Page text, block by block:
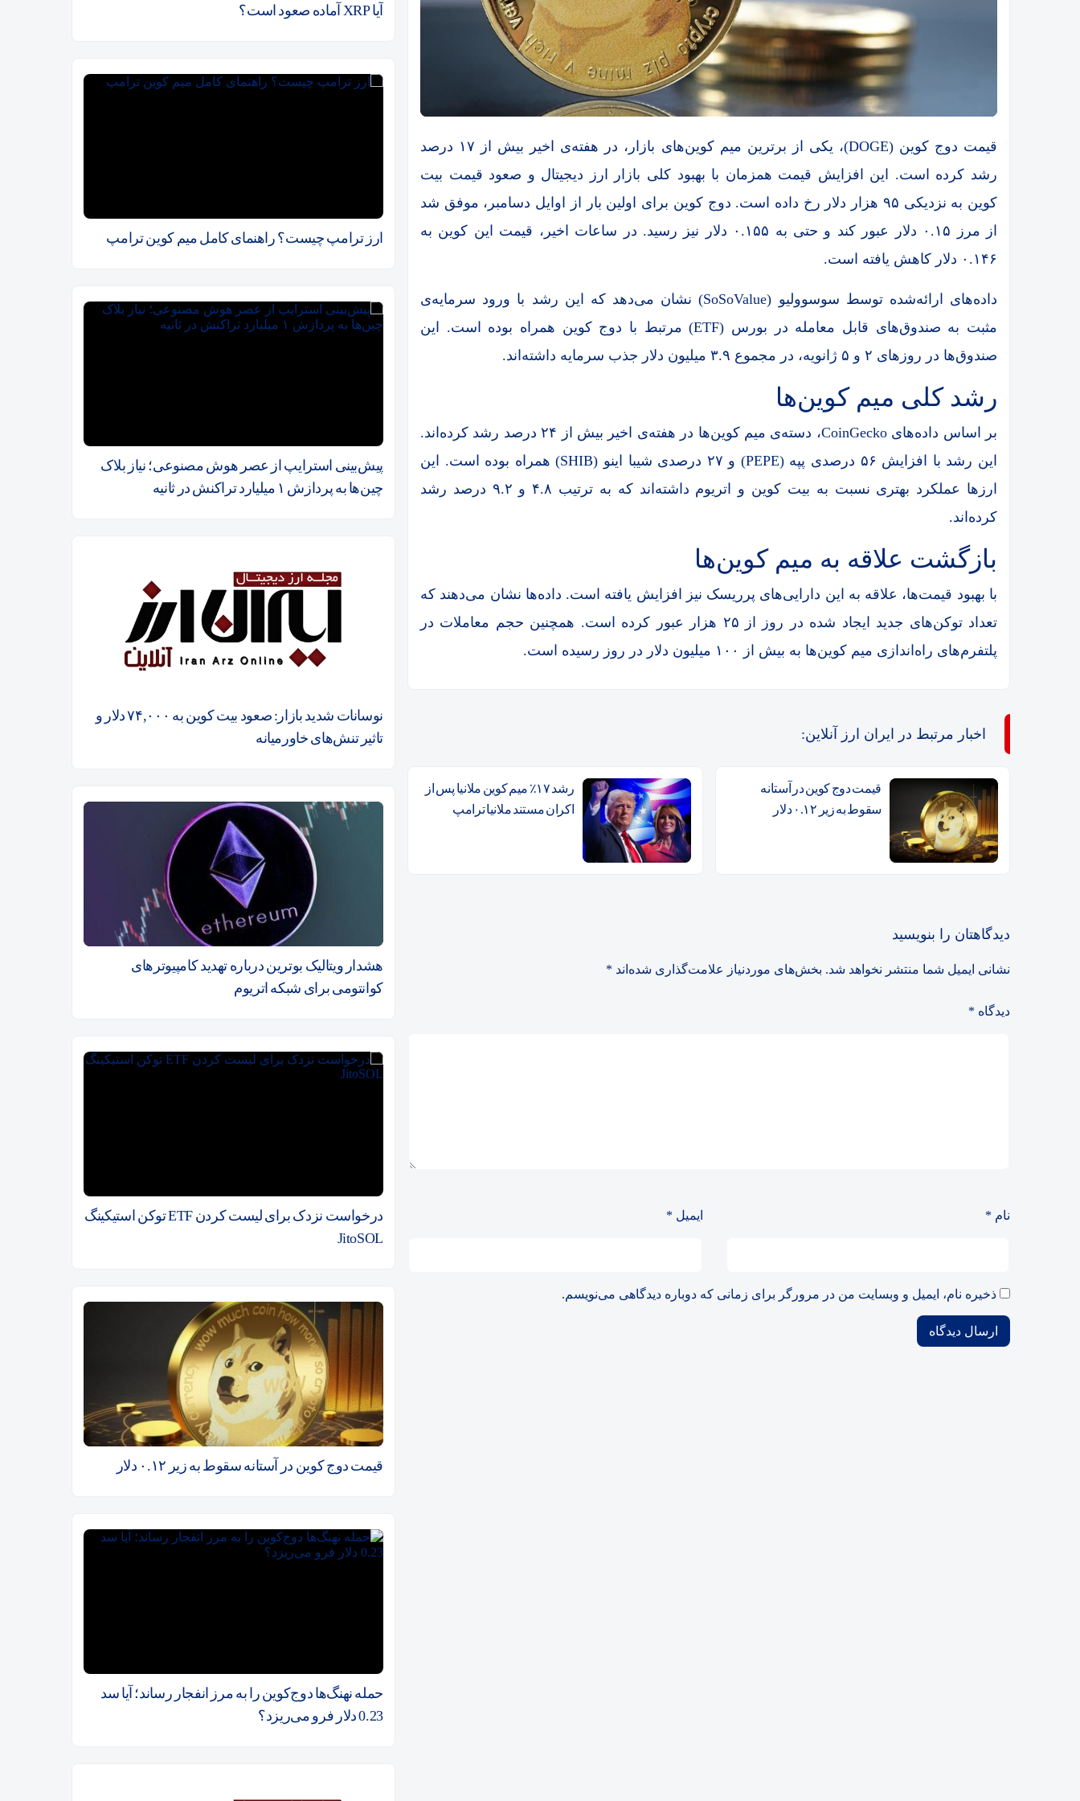
قیمت دوج کوین (DOGE)، یکی از برترین میم کوین‌های بازار، در هفته‌ی اخیر بیش از ۱۷ درصد
رشد کرده است. این افزایش قیمت همزمان با بهبود کلی بازار ارز دیجیتال و صعود قیمت بیت
کوین به نزدیکی ۹۵ هزار دلار رخ داده است. دوج کوین برای اولین بار از اوایل دسامبر، موفق شد
از مرز ۰.۱۵ دلار عبور کند و حتی به ۰.۱۵۵ دلار نیز رسید. در ساعات اخیر، قیمت این کوین به
۰.۱۴۶ دلار کاهش یافته است.
داده‌های ارائه‌شده توسط سوسوولیو (SoSoValue) نشان می‌دهد که این رشد با ورود سرمایه‌ی
مثبت به صندوق‌های قابل معامله در بورس (ETF) مرتبط با دوج کوین همراه بوده است. این
صندوق‌ها در روزهای ۲ و ۵ ژانویه، در مجموع ۳.۹ میلیون دلار جذب سرمایه داشته‌اند.
رشد کلی میم کوین‌ها
بر اساس داده‌های CoinGecko، دسته‌ی میم کوین‌ها در هفته‌ی اخیر بیش از ۲۴ درصد رشد کرده‌اند.
این رشد با افزایش ۵۶ درصدی پپه (PEPE) و ۲۷ درصدی شیبا اینو (SHIB) همراه بوده است. این
ارزها عملکرد بهتری نسبت به بیت کوین و اتریوم داشته‌اند که به ترتیب ۴.۸ و ۹.۲ درصد رشد
کرده‌اند.
بازگشت علاقه به میم کوین‌ها
با بهبود قیمت‌ها، علاقه به این دارایی‌های پرریسک نیز افزایش یافته است. داده‌ها نشان می‌دهند که
تعداد توکن‌های جدید ایجاد شده در روز از ۲۵ هزار عبور کرده است. همچنین حجم معاملات در
پلتفرم‌های راه‌اندازی میم کوین‌ها به بیش از ۱۰۰ میلیون دلار در روز رسیده است.
اخبار مرتبط در ایران ارز آنلاین:
قیمت دوج کوین در آستانه
سقوط به زیر ۰.۱۲ دلار
رشد ۱۷٪ میم کوین ملانیا پس از
اکران مستند ملانیا ترامپ
دیدگاهتان را بنویسید
نشانی ایمیل شما منتشر نخواهد شد. بخش‌های موردنیاز علامت‌گذاری شده‌اند *
دیدگاه *
نام * ایمیل *
ذخیره نام، ایمیل و وبسایت من در مرورگر برای زمانی که دوباره دیدگاهی می‌نویسم.
آیا XRP آماده صعود است؟
ارز ترامپ چیست؟ راهنمای کامل میم کوین ترامپ
پیش‌بینی استرایپ از عصر هوش مصنوعی؛ نیاز بلاک
چین‌ها به پردازش ۱ میلیارد تراکنش در ثانیه
نوسانات شدید بازار: صعود بیت کوین به ۷۴,۰۰۰ دلار و
تاثیر تنش‌های خاورمیانه
هشدار ویتالیک بوترین درباره تهدید کامپیوترهای
کوانتومی برای شبکه اتریوم
درخواست نزدک برای لیست کردن ETF توکن استیکینگ
JitoSOL
قیمت دوج کوین در آستانه سقوط به زیر ۰.۱۲ دلار
حمله نهنگ‌ها دوج‌کوین را به مرز انفجار رساند؛ آیا سد
0.23 دلار فرو می‌ریزد؟